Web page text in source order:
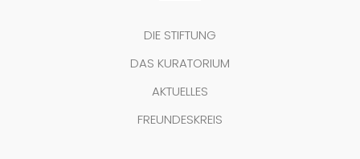
DIE STIFTUNG
DAS KURATORIUM
AKTUELLES
FREUNDESKREIS